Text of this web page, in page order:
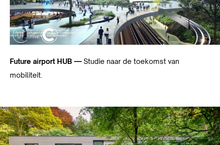
Future airport HUB —Studie naar de toekomst van
mobiliteit.